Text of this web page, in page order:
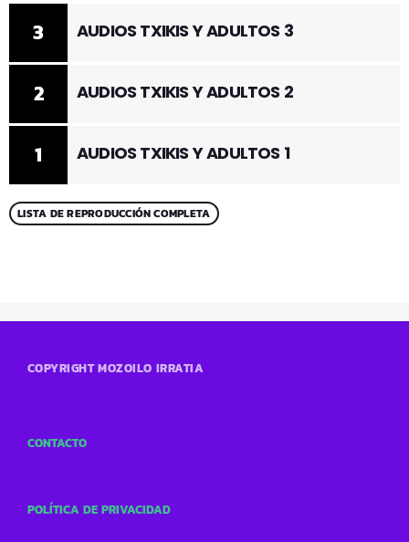
1 AUDIOS TXIKIS Y ADULTOS 1
2 AUDIOS TXIKIS Y ADULTOS 2
3 AUDIOS TXIKIS Y ADULTOS 3
LISTA DE REPRODUCCIÓN COMPLETA
COPYRIGHT MOZOILO IRRATIA
CONTACTO
POLÍTICA DE PRIVACIDAD